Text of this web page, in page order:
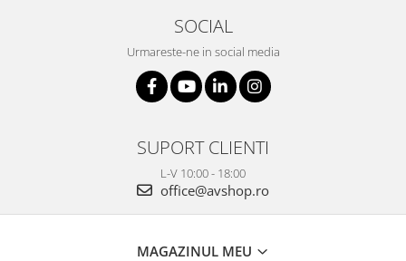
SOCIAL
Urmareste-ne in social media
SUPORT CLIENTI
L-V 10:00 - 18:00
office@avshop.ro
MAGAZINUL MEU